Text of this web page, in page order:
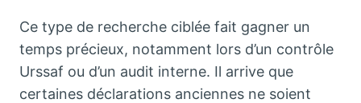
Ce type de recherche ciblée fait gagner un
temps précieux, notamment lors d’un contrôle
Urssaf ou d’un audit interne. Il arrive que
certaines déclarations anciennes ne soient